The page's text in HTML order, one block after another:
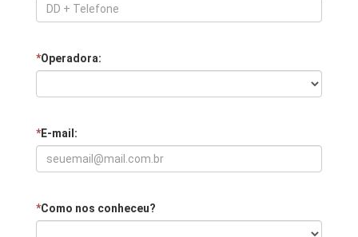
*Operadora:
*E-mail:
*Como nos conheceu?